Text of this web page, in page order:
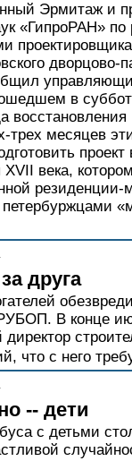
Эрмитаж и
«ГипроРАН» по
дворцово-
в
трех месяцев
XVII века,
друга
В конце
директор
что с него
-- дети
с детьми